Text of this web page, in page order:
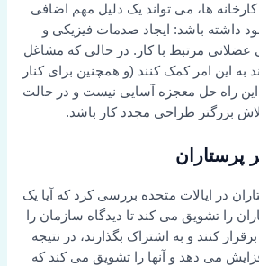
ها، می تواند یک دلیل مهم اضافی
داشته باشد: ایجاد صدمات فیزیکی و
مرتبط با کار. در حالی که مشاغل
به این امر کمک کنند (و همچنین برای کنار
راه حل معجزه آسایی نیست و در حالت
بزرگتر طراحی مجدد کار باشد.
در ایالات متحده بررسی کرد که آیا یک
را تشویق می کند تا دیدگاه سازمان را
کنند و به اشتراک بگذارند، در نتیجه
می دهد و آنها را تشویق می کند که